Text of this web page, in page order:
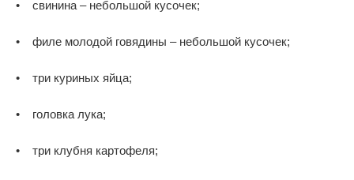
• свинина – небольшой кусочек;
• филе молодой говядины – небольшой кусочек;
• три куриных яйца;
• головка лука;
• три клубня картофеля;